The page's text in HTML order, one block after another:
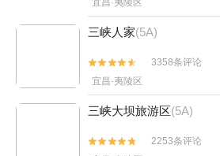
宜昌·夷陵区
三峡人家(5A)


3358条评论
宜昌·夷陵区
三峡大坝旅游区(5A)


2253条评论